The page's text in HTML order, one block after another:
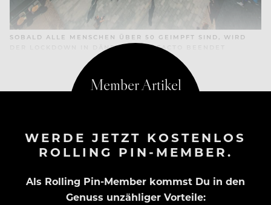
SOBALD ALLE MENSCHEN ÜBER 50 GEIMPFT SIND, WIRD
DER LOCKDOWN IN DÄNEMARK DE FACTO BEENDET
WERDE JETZT KOSTENLOS
ROLLING PIN-MEMBER.
Als Rolling Pin-Member kommst Du in den
Genuss unzähliger Vorteile: